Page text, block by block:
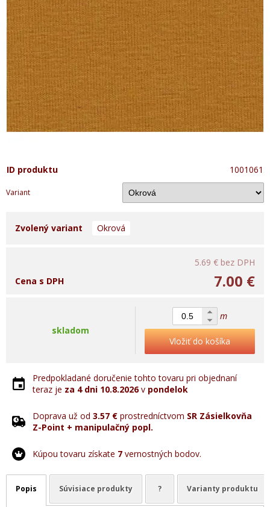
ID produktu 1001061
Variant
Zvolený variant Okrová
5.69 € bez DPH
7.00 €
Cena s DPH
skladom
m
Vložiť do košíka
Predpokladané doručenie tohto tovaru pri objednaní
teraz je za 4 dni 10.8.2026v pondelok
Doprava už od 3.57 € prostredníctvom SR Zásielkovňa
Z-Point + manipulačný popl.
Kúpou tovaru získate 7 vernostných bodov.
Popis Súvisiace produkty ? Varianty produktu